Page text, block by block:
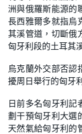
洲與俄羅斯能源的
長西雅爾多就指烏
其溪管道，切斷俄
匈牙利段的土耳其
烏克蘭外交部否認
擾周日舉行的匈牙
日前多名匈牙利記
劃干預匈牙利大選
天然氣給匈牙利的